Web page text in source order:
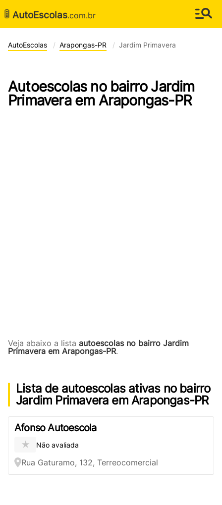
🚦 AutoEscolas.com.br
AutoEscolas Arapongas-PR Jardim Primavera
Autoescolas no bairro Jardim
Primavera em Arapongas-PR
Veja abaixo a lista autoescolas no bairro Jardim
Primavera em Arapongas-PR.
Lista de autoescolas ativas no bairro
Jardim Primavera em Arapongas-PR
Afonso Autoescola
★ Não avaliada
Rua Gaturamo, 132, Terreocomercial